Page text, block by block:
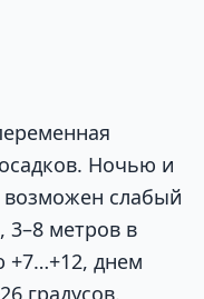
Ночью и
слабый
3–8 метров в
+7…+12, днем